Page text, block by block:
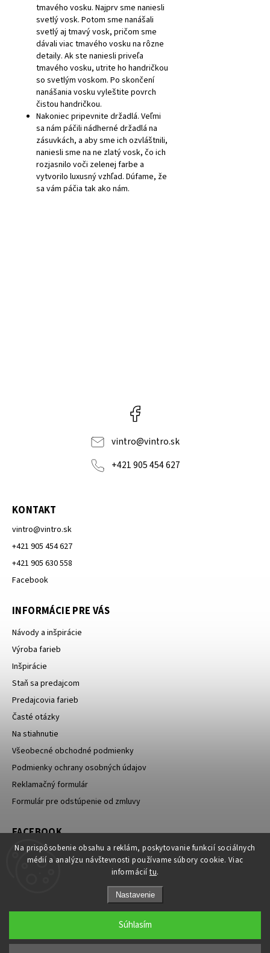
Na prispôsobenie obsahu a reklám, poskytovanie funkcií sociálnych
médií a analýzu návštevnosti používame súbory cookie. Viac
informácií tu.
Nastavenie
Súhlasím
tmavého vosku. Najprv sme naniesli
svetlý vosk. Potom sme nanášali
svetlý aj tmavý vosk, pričom sme
dávali viac tmavého vosku na rôzne
detaily. Ak ste naniesli priveľa
tmavého vosku, utrite ho handričkou
so svetlým voskom. Po skončení
nanášania vosku vyleštite povrch
čistou handričkou.
Nakoniec pripevnite držadlá. Veľmi
sa nám páčili nádherné držadlá na
zásuvkách, a aby sme ich ozvláštnili,
naniesli sme na ne zlatý vosk, čo ich
rozjasnilo voči zelenej farbe a
vytvorilo luxusný vzhľad. Dúfame, že
sa vám páčia tak ako nám.
vintro@vintro.sk
+421 905 454 627
KONTAKT
vintro@vintro.sk
+421 905 454 627
+421 905 630 558
Facebook
INFORMÁCIE PRE VÁS
Návody a inšpirácie
Výroba farieb
Inšpirácie
Staň sa predajcom
Predajcovia farieb
Časté otázky
Na stiahnutie
Všeobecné obchodné podmienky
Podmienky ochrany osobných údajov
Reklamačný formulár
Formulár pre odstúpenie od zmluvy
FACEBOOK
Upraviť nastavenie cookies